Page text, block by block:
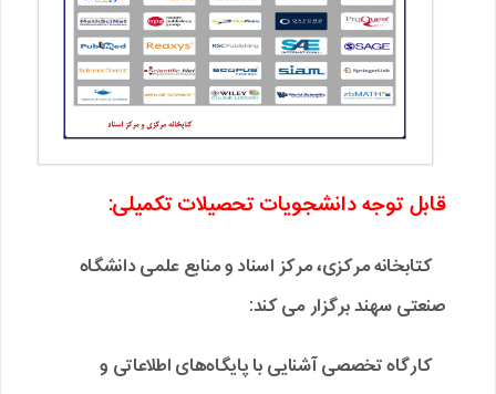
قابل توجه دانشجویات تحصیلات تکمیلی:
کتابخانه مرکزی، مرکز اسناد و منابع علمی دانشگاه
صنعتی سهند برگزار می کند:
کارگاه تخصصی آشنایی با پایگاه‌های اطلاعاتی و